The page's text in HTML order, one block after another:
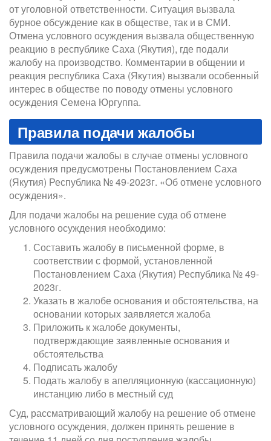
от уголовной ответственности. Ситуация вызвала
бурное обсуждение как в обществе, так и в СМИ.
Отмена условного осуждения вызвала общественную
реакцию в республике Саха (Якутия), где подали
жалобу на производство. Комментарии в общении и
реакция республика Саха (Якутия) вызвали особенный
интерес в обществе по поводу отмены условного
осуждения Семена Юргуппа.
Правила подачи жалобы
Правила подачи жалобы в случае отмены условного
осуждения предусмотрены Постановлением Саха
(Якутия) Республика № 49-2023г. «Об отмене условного
осуждения».
Для подачи жалобы на решение суда об отмене
условного осуждения необходимо:
Составить жалобу в письменной форме, в
соответствии с формой, установленной
Постановлением Саха (Якутия) Республика № 49-
2023г.
Указать в жалобе основания и обстоятельства, на
основании которых заявляется жалоба
Приложить к жалобе документы,
подтверждающие заявленные основания и
обстоятельства
Подписать жалобу
Подать жалобу в апелляционную (кассационную)
инстанцию либо в местный суд
Суд, рассматривающий жалобу на решение об отмене
условного осуждения, должен принять решение в